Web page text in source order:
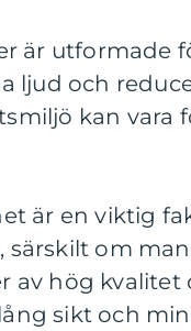
är
ljud och
kan
är en viktig
särskilt om
av hög
sikt och